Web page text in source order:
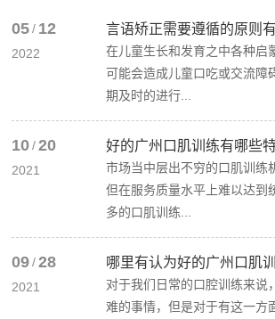
育聪
集体
课招
生啦
家长
培训
05 / 12
2022
言语矫正需要遵循的原则有
在儿童生长和发育之中各种启
可能会造成儿童口吃或交流障
期及时的进行...
10 / 20
2021
好的广州口肌训练有哪些
市场当中层出不穷的口肌训练
但在服务质量水平上难以达到
多的口肌训练...
09 / 28
2021
哪里有认为好的广州口肌
对于我们日常的口腔训练来说
难的事情，但是对于有这一方